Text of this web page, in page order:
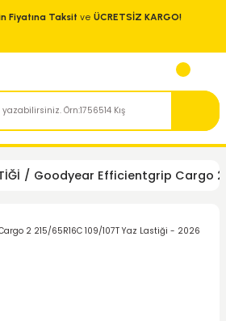
Fiyatına Taksit ve ÜCRETSİZ KARGO!
Goodyear Efficientgrip Cargo 2